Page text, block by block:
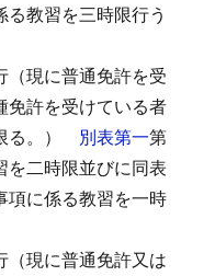
教習を三時限行う
（現に普通免許を受
免許を受けている者
。）
別表第一第
を二時限並びに同表
項に係る教習を一時
（現に普通免許又は